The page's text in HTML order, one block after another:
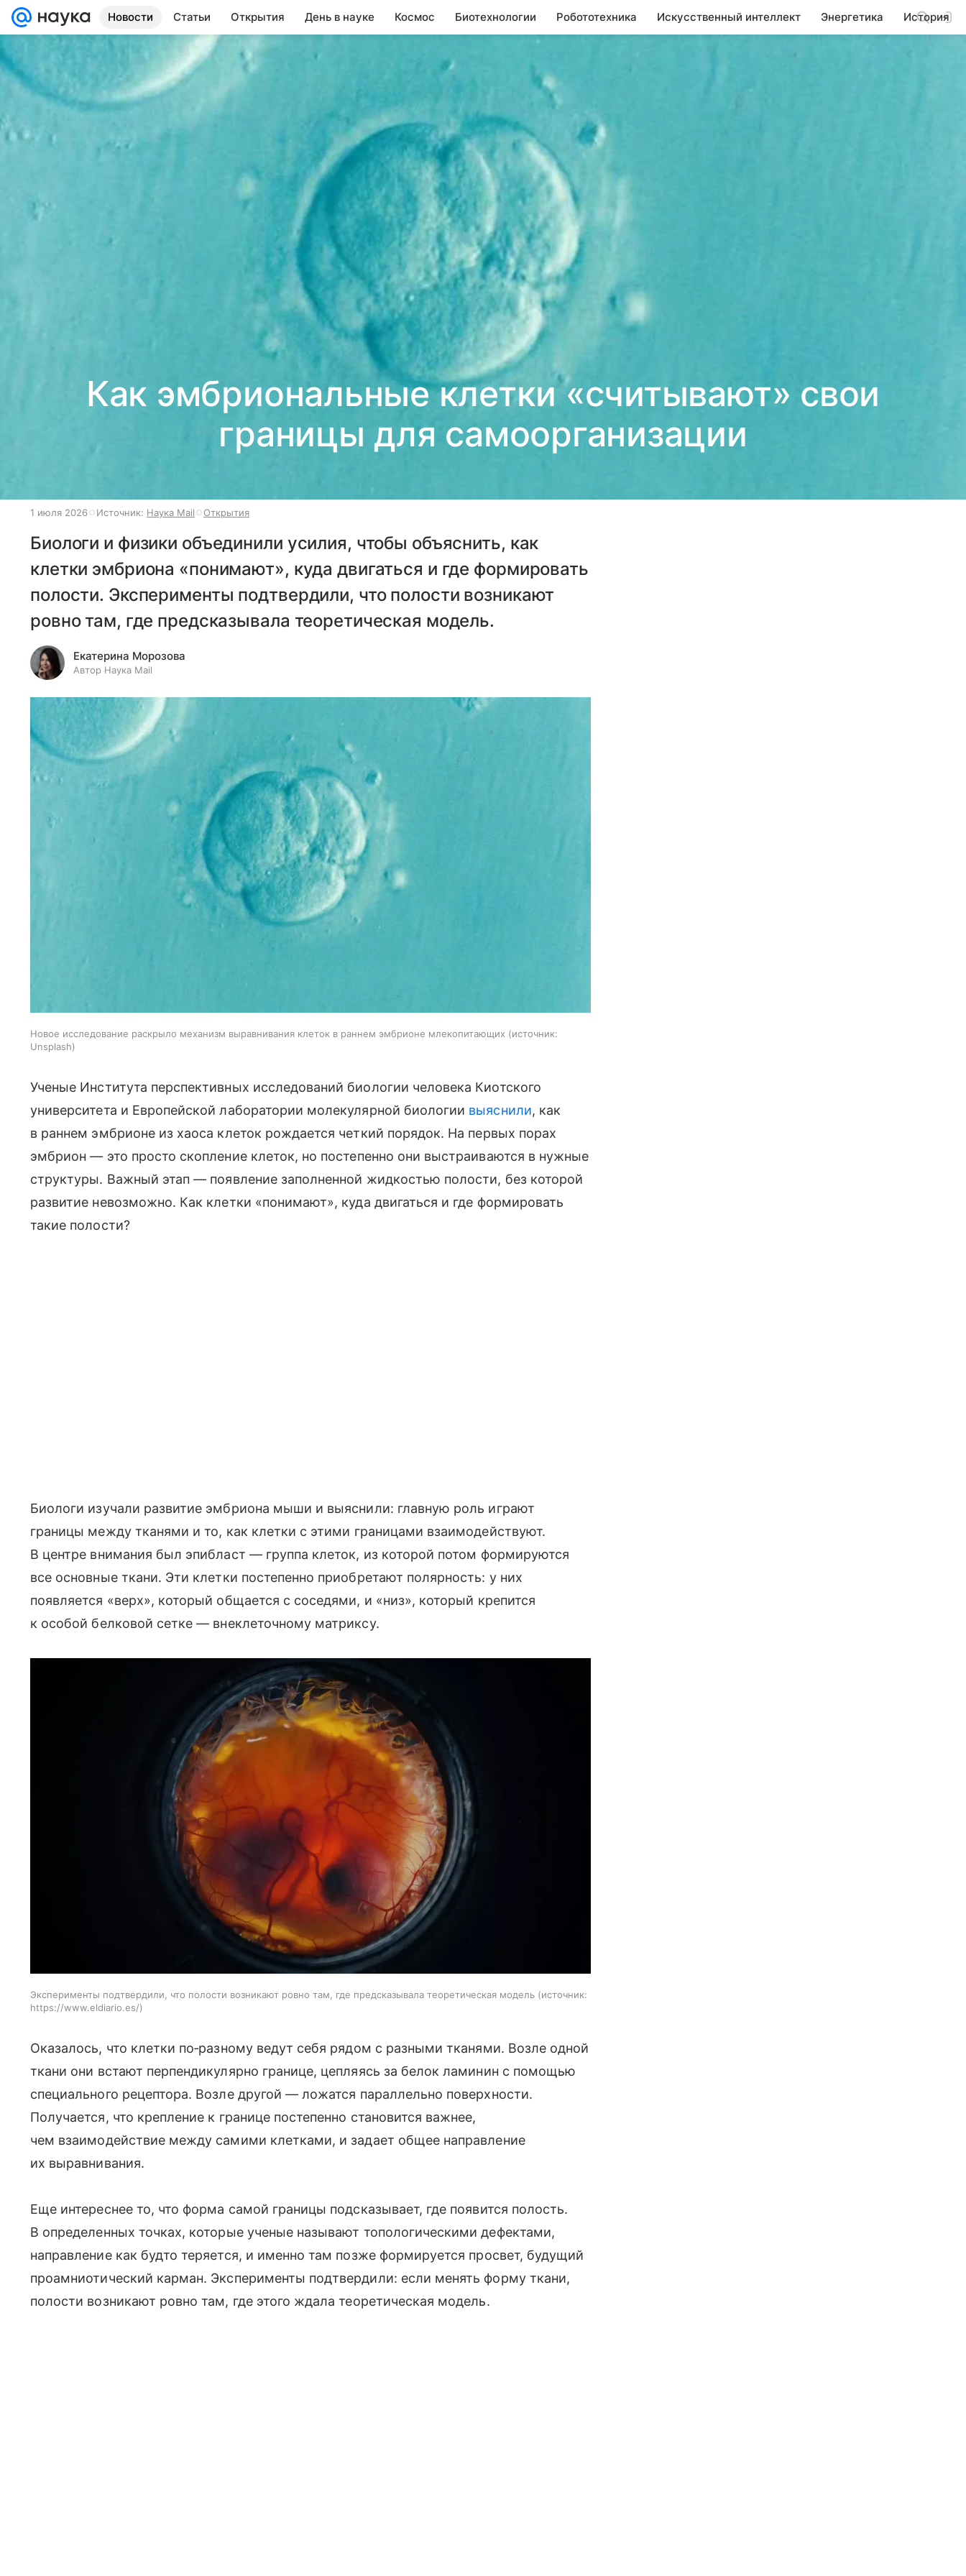
Новости Статьи Открытия День в науке Космос Биотехнологии Робототехника Искусственный интеллект Энергетика История
Как эмбриональные клетки «считывают» свои
границы для самоорганизации
1 июля 2026 Источник: Наука Mail Открытия
Биологи и физики объединили усилия, чтобы объяснить, как
клетки эмбриона «понимают», куда двигаться и где формировать
полости. Эксперименты подтвердили, что полости возникают
ровно там, где предсказывала теоретическая модель.
Екатерина Морозова
Автор Наука Mail
Новое исследование раскрыло механизм выравнивания клеток в раннем эмбрионе млекопитающих
источник:
Unsplash
Ученые Института перспективных исследований биологии человека Киотского
университета и Европейской лаборатории молекулярной биологии выяснили, как
в раннем эмбрионе из хаоса клеток рождается четкий порядок. На первых порах
эмбрион — это просто скопление клеток, но постепенно они выстраиваются в нужные
структуры. Важный этап — появление заполненной жидкостью полости, без которой
развитие невозможно. Как клетки «понимают», куда двигаться и где формировать
такие полости?
Биологи изучали развитие эмбриона мыши и выяснили: главную роль играют
границы между тканями и то, как клетки с этими границами взаимодействуют.
В центре внимания был эпибласт — группа клеток, из которой потом формируются
все основные ткани. Эти клетки постепенно приобретают полярность: у них
появляется «верх», который общается с соседями, и «низ», который крепится
к особой белковой сетке — внеклеточному матриксу.
Эксперименты подтвердили, что полости возникают ровно там, где предсказывала теоретическая модель
источник:
https://www.eldiario.es/
Оказалось, что клетки по‑разному ведут себя рядом с разными тканями. Возле одной
ткани они встают перпендикулярно границе, цепляясь за белок ламинин с помощью
специального рецептора. Возле другой — ложатся параллельно поверхности.
Получается, что крепление к границе постепенно становится важнее,
чем взаимодействие между самими клетками, и задает общее направление
их выравнивания.
Еще интереснее то, что форма самой границы подсказывает, где появится полость.
В определенных точках, которые ученые называют топологическими дефектами,
направление как будто теряется, и именно там позже формируется просвет, будущий
проамниотический карман. Эксперименты подтвердили: если менять форму ткани,
полости возникают ровно там, где этого ждала теоретическая модель.